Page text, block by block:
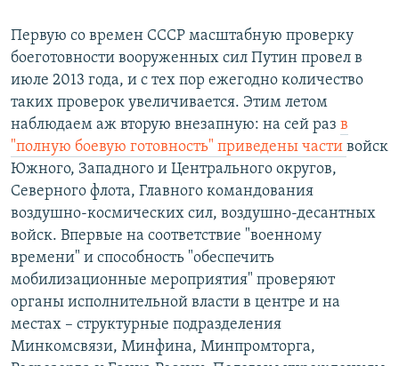
Первую со времен СССР масштабную проверку
боеготовности вооруженных сил Путин провел в
июле 2013 года, и с тех пор ежегодно количество
таких проверок увеличивается. Этим летом
наблюдаем аж вторую внезапную: на сей раз в
"полную боевую готовность" приведены части войск
Южного, Западного и Центрального округов,
Северного флота, Главного командования
воздушно-космических сил, воздушно-десантных
войск. Впервые на соответствие "военному
времени" и способность "обеспечить
мобилизационные мероприятия" проверяют
органы исполнительной власти в центре и на
местах – структурные подразделения
Минкомсвязи, Минфина, Минпромторга,